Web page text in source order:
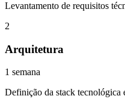
Levantamento de requisitos
2
Arquitetura
1 semana
Definição da stack tecnológica